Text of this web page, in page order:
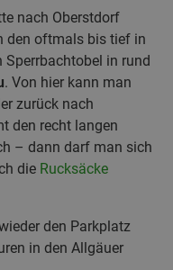
nach Oberstdorf
den oftmals bis tief in
in rund
. Von hier kann man
zurück nach
den recht langen
– dann darf man sich
die Rucksäcke
den Parkplatz
in den Allgäuer